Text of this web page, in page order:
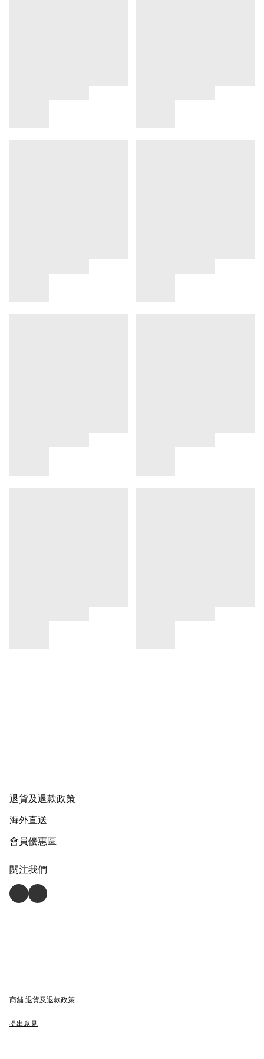
退貨及退款政策
海外直送
會員優惠區
關注我們
商舖 退貨及退款政策
提出意見